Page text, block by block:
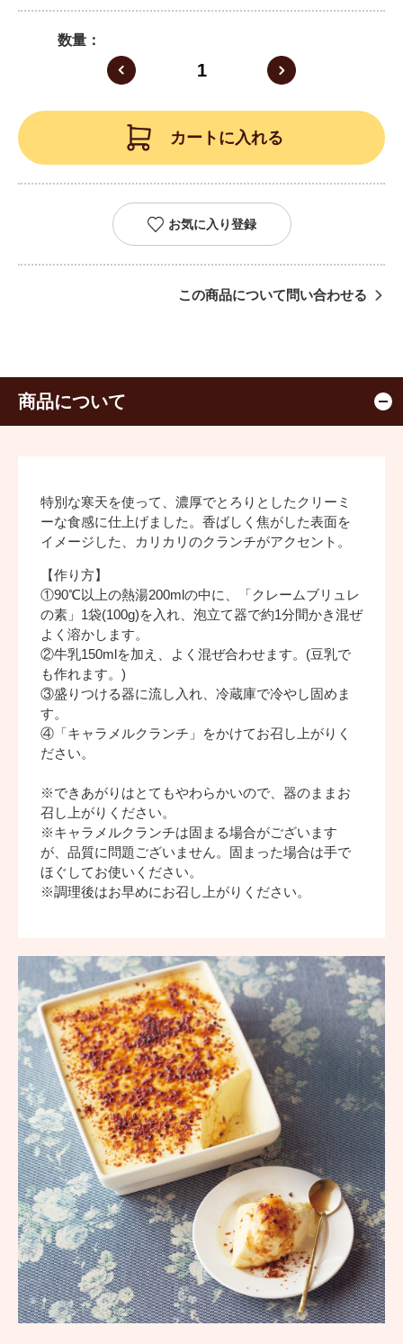
数量
カートに入れる
お気に入り登録
この商品について問い合わせる
商品について
特別な寒天を使って、濃厚でとろりとしたクリーミ
ーな食感に仕上げました。香ばしく焦がした表面を
イメージした、カリカリのクランチがアクセント。
【作り方】
①90℃以上の熱湯200mlの中に、「クレームブリュレ
の素」1袋(100g)を入れ、泡立て器で約1分間かき混ぜ
よく溶かします。
②牛乳150mlを加え、よく混ぜ合わせます。(豆乳で
も作れます。)
③盛りつける器に流し入れ、冷蔵庫で冷やし固めま
す。
④「キャラメルクランチ」をかけてお召し上がりく
ださい。
※できあがりはとてもやわらかいので、器のままお
召し上がりください。
※キャラメルクランチは固まる場合がございます
が、品質に問題ございません。固まった場合は手で
ほぐしてお使いください。
※調理後はお早めにお召し上がりください。